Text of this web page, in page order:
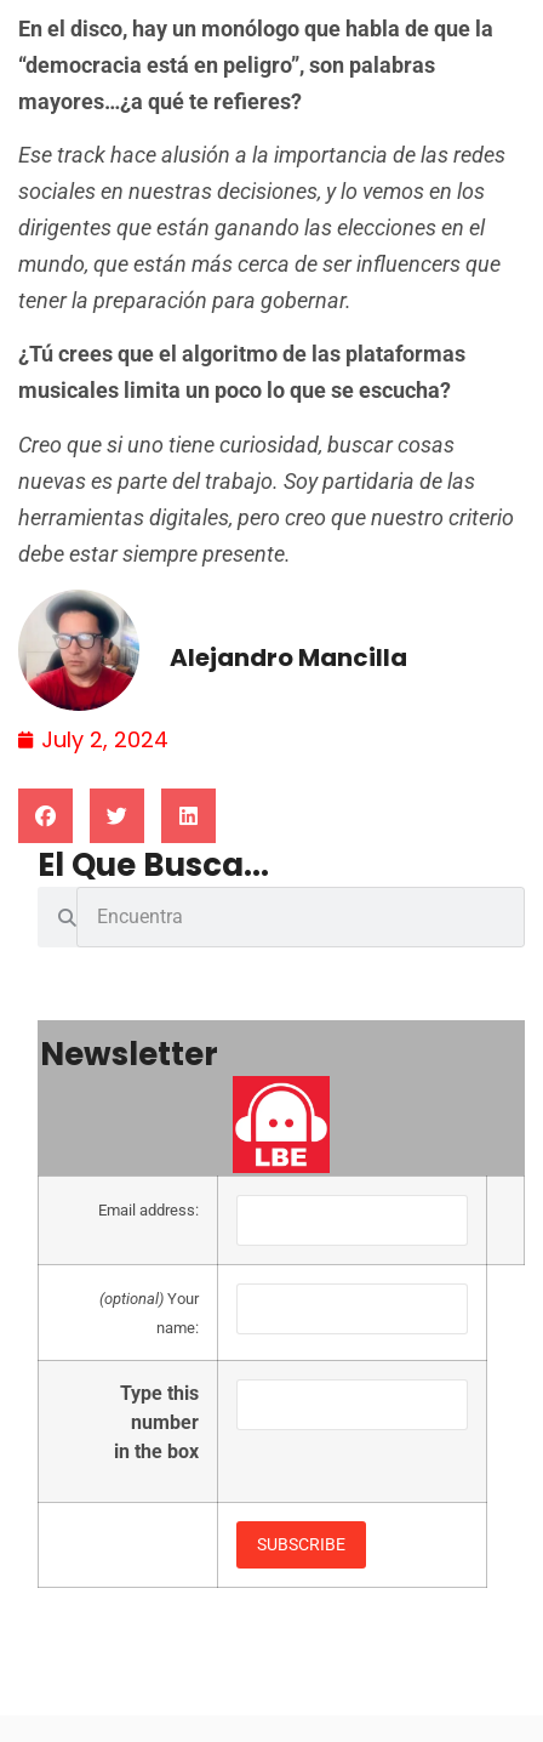
En el disco, hay un monólogo que habla de que la
“democracia está en peligro”, son palabras
mayores…¿a qué te refieres?
Ese track hace alusión a la importancia de las redes
sociales en nuestras decisiones, y lo vemos en los
dirigentes que están ganando las elecciones en el
mundo, que están más cerca de ser influencers que
tener la preparación para gobernar.
¿Tú crees que el algoritmo de las plataformas
musicales limita un poco lo que se escucha?
Creo que si uno tiene curiosidad, buscar cosas
nuevas es parte del trabajo. Soy partidaria de las
herramientas digitales, pero creo que nuestro criterio
debe estar siempre presente.
Alejandro Mancilla
July 2, 2024
El Que Busca...
Newsletter
Email address:
(optional) Your
name:
Type this
number
in the box